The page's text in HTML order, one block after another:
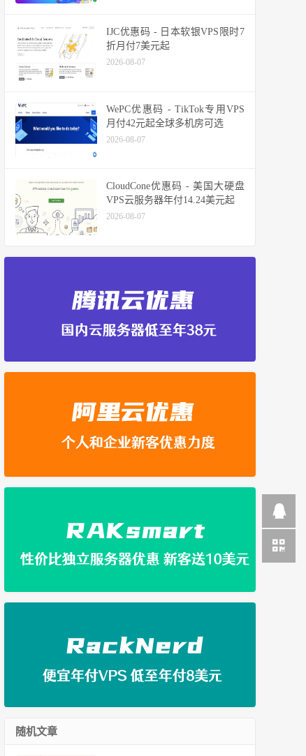
IJC优惠码 - 日本软银VPS限时7
折月付7美元起
2026-08-07
WePC优惠码 - TikTok专用VPS
月付42元起全球多机房可选
2026-08-07
CloudCone优惠码 - 美国大硬盘
VPS云服务器年付14.24美元起
2026-08-07
随机文章